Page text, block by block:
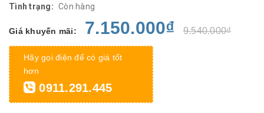
Tình trạng: Còn hàng
Giá khuyến mãi: 7.150.000₫ 9.540.000₫
Hãy gọi điện để có giá tốt
hơn
0911.291.445